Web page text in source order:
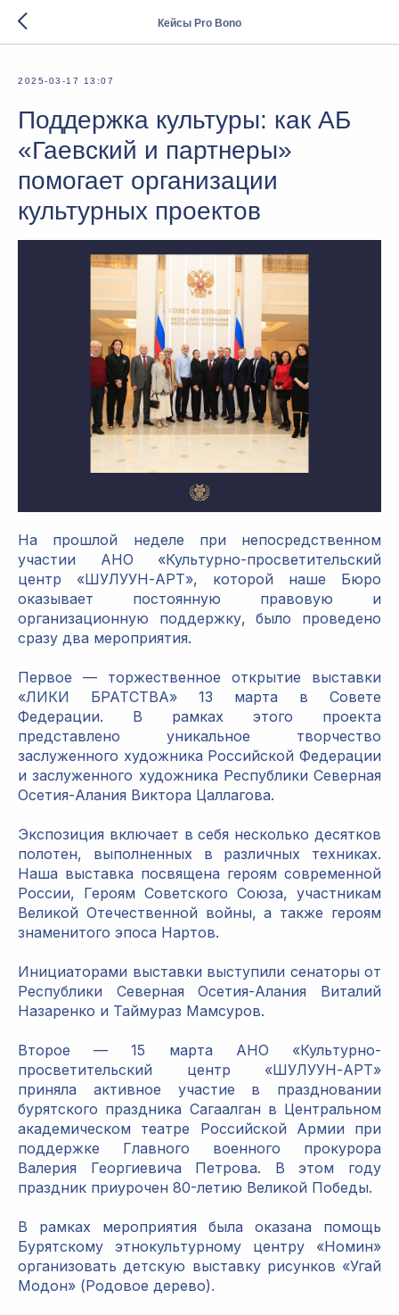
Кейсы Pro Bono
2025-03-17 13:07
Поддержка культуры: как АБ
«Гаевский и партнеры»
помогает организации
культурных проектов
На прошлой неделе при непосредственном
участии АНО «Культурно-просветительский
центр «ШУЛУУН-АРТ», которой наше Бюро
оказывает постоянную правовую и
организационную поддержку, было проведено
сразу два мероприятия.
Первое — торжественное открытие выставки
«ЛИКИ БРАТСТВА» 13 марта в Совете
Федерации. В рамках этого проекта
представлено уникальное творчество
заслуженного художника Российской Федерации
и заслуженного художника Республики Северная
Осетия-Алания Виктора Цаллагова.
Экспозиция включает в себя несколько десятков
полотен, выполненных в различных техниках.
Наша выставка посвящена героям современной
России, Героям Советского Союза, участникам
Великой Отечественной войны, а также героям
знаменитого эпоса Нартов.
Инициаторами выставки выступили сенаторы от
Республики Северная Осетия-Алания Виталий
Назаренко и Таймураз Мамсуров.
Второе — 15 марта АНО «Культурно-
просветительский центр «ШУЛУУН-АРТ»
приняла активное участие в праздновании
бурятского праздника Сагаалган в Центральном
академическом театре Российской Армии при
поддержке Главного военного прокурора
Валерия Георгиевича Петрова. В этом году
праздник приурочен 80-летию Великой Победы.
В рамках мероприятия была оказана помощь
Бурятскому этнокультурному центру «Номин»
организовать детскую выставку рисунков «Угай
Модон» (Родовое дерево).